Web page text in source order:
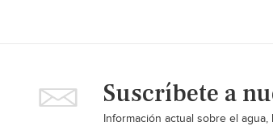
Suscríbete a
Información actual sobre el